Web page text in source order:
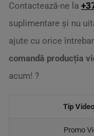
Contactează-ne la
suplimentare și nu
ajute cu orice
comandă producția
acum! ?
Tip
Promo